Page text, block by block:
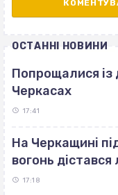
ОСТАННІ НОВИНИ
Попрощалися із
Черкасах
17:41
На Черкащині
вогонь дістався
17:18